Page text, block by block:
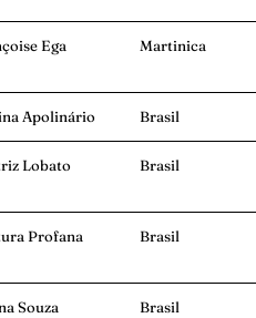
Ega Martinica
Apolinário Brasil
Lobato Brasil
Profana Brasil
Souza Brasil